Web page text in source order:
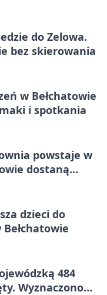
do Zelowa.
bez skierowania
w Bełchatowie
i spotkania
powstaje w
dostaną
dzieci do
484
Wyznaczono